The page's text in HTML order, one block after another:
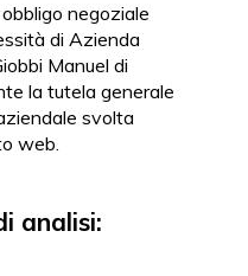
negoziale
di Azienda
Manuel di
la tutela generale
svolta
web.
analisi: